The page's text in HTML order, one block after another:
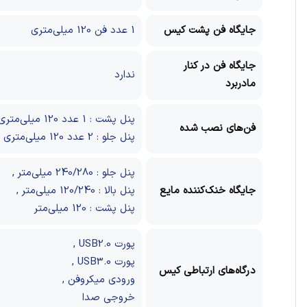
جایگاه فن پشت کیس 1 عدد فن 120 میلی‌متری
جایگاه فن در کنار
مادربرد
ندارد
فن‌های نصب شده
پنل پشت : 1 عدد 120 میلی‌متری FRGB
پنل جلو : 2 عدد 120 میلی‌متری FRGB
جایگاه خنک‌کننده مایع
پنل جلو : 240/280 میلی‌متر
,
پنل بالا : 120/240 میلی‌متر
,
پنل پشت : 120 میلی‌متر
درگاه‌های ارتباطی کیس
پورت USB2.0
,
پورت USB3.0
,
ورودی میکروفن ,
خروجی صدا